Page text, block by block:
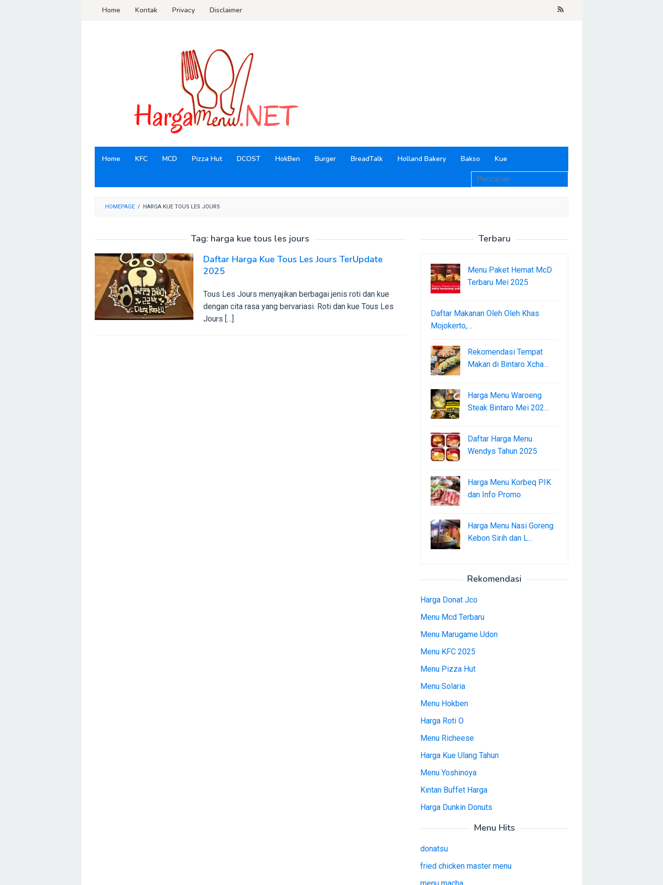
LoncatHome Kontak Privacy Disclaimer
Home KFC MCD Pizza Hut DCOST HokBen Burger BreadTalk Holland Bakery Bakso Kue
HOMEPAGE / HARGA KUE TOUS LES JOURS
Tag: harga kue tous les jours
Daftar Harga Kue Tous Les Jours TerUpdate
2025
Tous Les Jours menyajikan berbagai jenis roti dan kue
dengan cita rasa yang bervariasi. Roti dan kue Tous Les
Jours […]
Terbaru
Menu Paket Hemat McD
Terbaru Mei 2025
Daftar Makanan Oleh Oleh Khas
Mojokerto,…
Rekomendasi Tempat
Makan di Bintaro Xcha…
Harga Menu Waroeng
Steak Bintaro Mei 202…
Daftar Harga Menu
Wendys Tahun 2025
Harga Menu Korbeq PIK
dan Info Promo
Harga Menu Nasi Goreng
Kebon Sirih dan L…
Rekomendasi
Harga Donat Jco
Menu Mcd Terbaru
Menu Marugame Udon
Menu KFC 2025
Menu Pizza Hut
Menu Solaria
Menu Hokben
Harga Roti O
Menu Richeese
Harga Kue Ulang Tahun
Menu Yoshinoya
Kintan Buffet Harga
Harga Dunkin Donuts
Menu Hits
donatsu
fried chicken master menu